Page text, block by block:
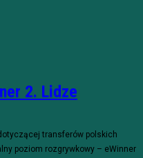
2. Lidze
transferów polskich
poziom rozgrywkowy – eWinner